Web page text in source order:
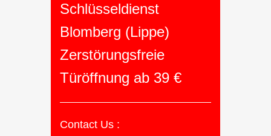
Schlüsseldienst
Blomberg (Lippe)
Zerstörungsfreie
Türöffnung ab 39 €
Contact Us :